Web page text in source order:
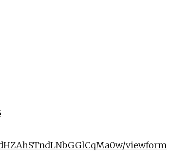
viewform